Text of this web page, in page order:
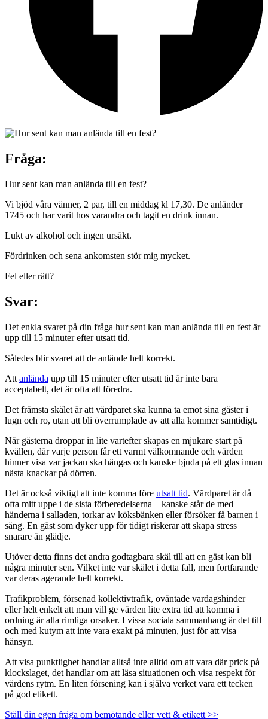
Fråga:
Hur sent kan man anlända till en fest?
Vi bjöd våra vänner, 2 par, till en middag kl 17,30. De anländer
1745 och har varit hos varandra och tagit en drink innan.
Lukt av alkohol och ingen ursäkt.
Fördrinken och sena ankomsten stör mig mycket.
Fel eller rätt?
Svar:
Det enkla svaret på din fråga hur sent kan man anlända till en fest är
upp till 15 minuter efter utsatt tid.
Således blir svaret att de anlände helt korrekt.
Att anlända upp till 15 minuter efter utsatt tid är inte bara
acceptabelt, det är ofta att föredra.
Det främsta skälet är att värdparet ska kunna ta emot sina gäster i
lugn och ro, utan att bli överrumplade av att alla kommer samtidigt.
När gästerna droppar in lite vartefter skapas en mjukare start på
kvällen, där varje person får ett varmt välkomnande och värden
hinner visa var jackan ska hängas och kanske bjuda på ett glas innan
nästa knackar på dörren.
Det är också viktigt att inte komma före utsatt tid. Värdparet är då
ofta mitt uppe i de sista förberedelserna – kanske står de med
händerna i salladen, torkar av köksbänken eller försöker få barnen i
säng. En gäst som dyker upp för tidigt riskerar att skapa stress
snarare än glädje.
Utöver detta finns det andra godtagbara skäl till att en gäst kan bli
några minuter sen. Vilket inte var skälet i detta fall, men fortfarande
var deras agerande helt korrekt.
Trafikproblem, försenad kollektivtrafik, oväntade vardagshinder
eller helt enkelt att man vill ge värden lite extra tid att komma i
ordning är alla rimliga orsaker. I vissa sociala sammanhang är det till
och med kutym att inte vara exakt på minuten, just för att visa
hänsyn.
Att visa punktlighet handlar alltså inte alltid om att vara där prick på
klockslaget, det handlar om att läsa situationen och visa respekt för
värdens rytm. En liten försening kan i själva verket vara ett tecken
på god etikett.
Ställ din egen fråga om bemötande eller vett & etikett >>